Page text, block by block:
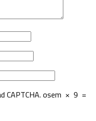
CAPTCHA. osem × 9 =